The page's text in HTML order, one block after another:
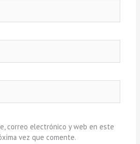
correo electrónico y web en este
vez que comente.